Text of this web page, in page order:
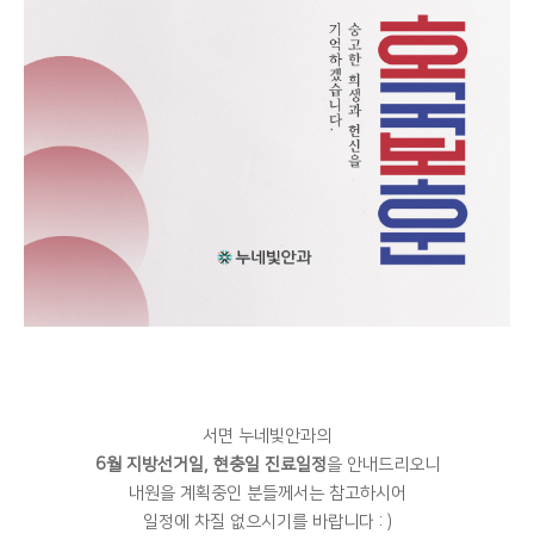
서면 누네빛안과의
6월 지방선거일, 현충일 진료일정을 안내드리오니
내원을 계획중인 분들께서는 참고하시어
일정에 차질 없으시기를 바랍니다 : )